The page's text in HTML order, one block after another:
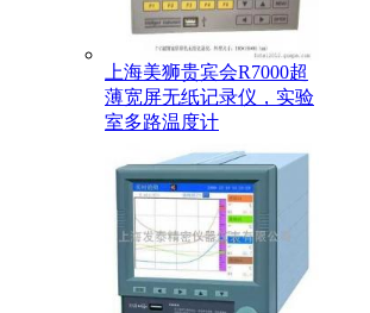
上海美狮贵宾会R7000超
薄宽屏无纸记录仪，实验
室多路温度计